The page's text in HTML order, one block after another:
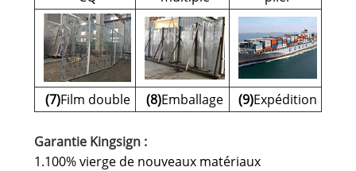
(7)Film double (8)Emballage (9)Expédition
Garantie Kingsign :
1.100% vierge de nouveaux matériaux